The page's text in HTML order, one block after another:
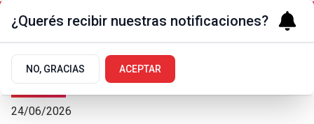
Deportes
24/06/2026
¿Querés recibir nuestras notificaciones?
NO, GRACIAS ACEPTAR